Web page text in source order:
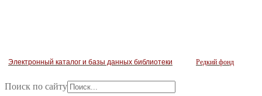
Электронный каталог и базы данных библиотеки Редкий фонд
Поиск по сайту